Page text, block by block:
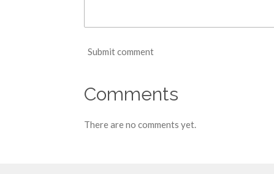
Submit comment
Comments
There are no comments yet.